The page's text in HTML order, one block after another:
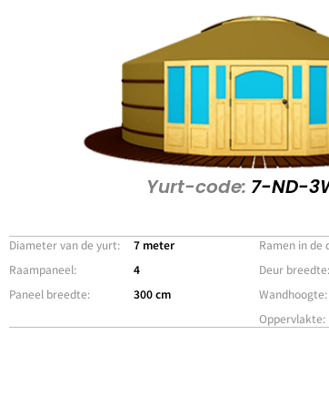
Yurt-code: 7-ND-
Diameter van de yurt:
Raampaneel:
Paneel breedte:
7 meter
4
300 cm
Ramen in de
Deur breedte:
Wandhoogte:
Oppervlakte: